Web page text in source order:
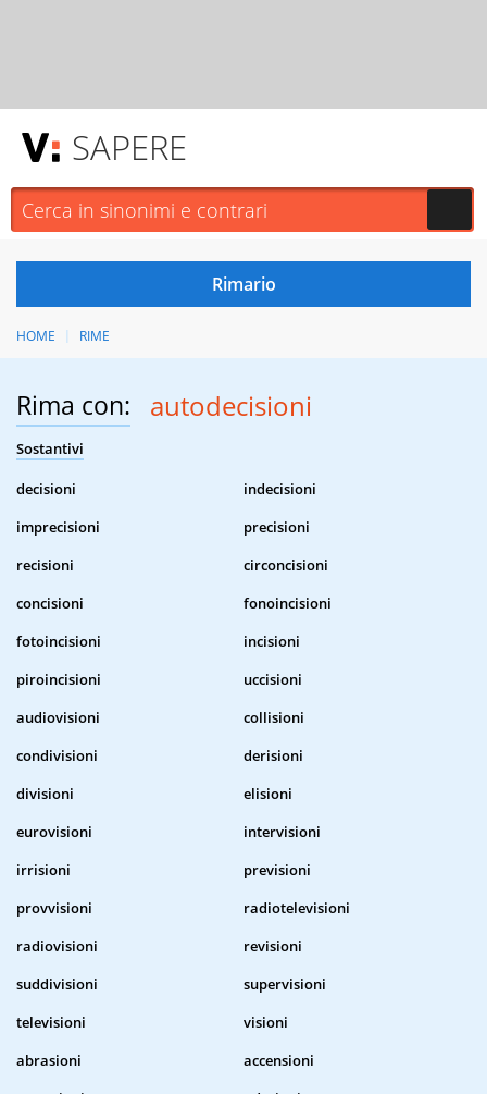
SAPERE
HOME RIME
Rima con: autodecisioni
Sostantivi
decisioni
indecisioni
imprecisioni
precisioni
recisioni
circoncisioni
concisioni
fonoincisioni
fotoincisioni
incisioni
piroincisioni
uccisioni
audiovisioni
collisioni
condivisioni
derisioni
divisioni
elisioni
eurovisioni
intervisioni
irrisioni
previsioni
provvisioni
radiotelevisioni
radiovisioni
revisioni
suddivisioni
supervisioni
televisioni
visioni
abrasioni
accensioni